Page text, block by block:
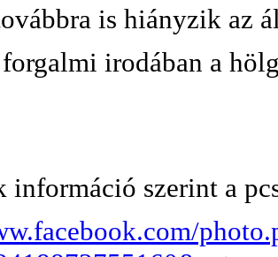
is hiányzik az
irodában a
információ szerint a